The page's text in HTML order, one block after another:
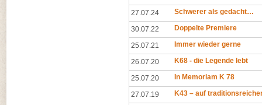
27.07.24 Schwerer als gedacht…
30.07.22 Doppelte Premiere
25.07.21 Immer wieder gerne
26.07.20 K68 - die Legende lebt
25.07.20 In Memoriam K 78
27.07.19 K43 – auf